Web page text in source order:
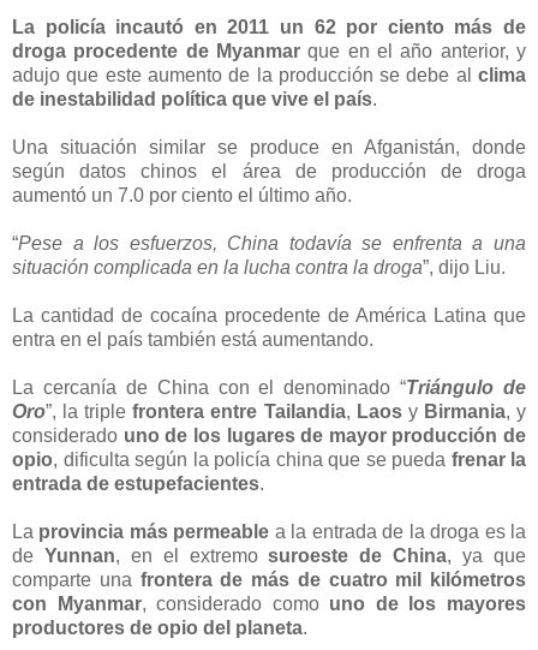
La policía incautó en 2011 un 62 por ciento más de
droga procedente de Myanmar que en el año anterior, y
adujo que este aumento de la producción se debe al clima
de inestabilidad política que vive el país.
Una situación similar se produce en Afganistán, donde
según datos chinos el área de producción de droga
aumentó un 7.0 por ciento el último año.
“Pese a los esfuerzos, China todavía se enfrenta a una
situación complicada en la lucha contra la droga”, dijo Liu.
La cantidad de cocaína procedente de América Latina que
entra en el país también está aumentando.
La cercanía de China con el denominado “Triángulo de
Oro”, la triplefrontera entre Tailandia, Laosy Birmania, y
considerado uno de los lugares de mayor producción de
opio, dificulta según la policía china que se pueda frenar la
entrada de estupefacientes.
La provincia más permeable a la entrada de la droga es la
de Yunnan, en el extremosuroeste de China, ya que
comparte una frontera de más de cuatro mil kilómetros
con Myanmar, considerado como uno de los mayores
productores de opio del planeta.